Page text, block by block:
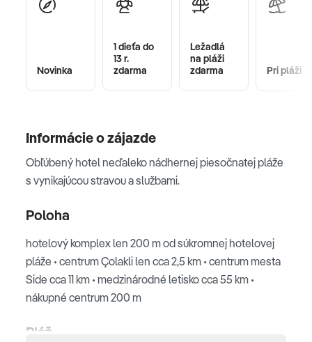
Novinka
1 dieťa do
13 r.
zdarma
Ležadlá
na pláži
zdarma
Pri pláži
Informácie o zájazde
Obľúbený hotel neďaleko nádhernej piesočnatej pláže
s vynikajúcou stravou a službami.
Poloha
hotelový komplex len 200 m od súkromnej hotelovej
pláže • centrum Çolakli len cca 2,5 km • centrum mesta
Side cca 11 km • medzinárodné letisko cca 55 km •
nákupné centrum 200 m
Pláž